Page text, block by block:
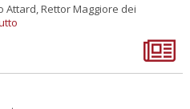
Attard, Rettor Maggiore dei